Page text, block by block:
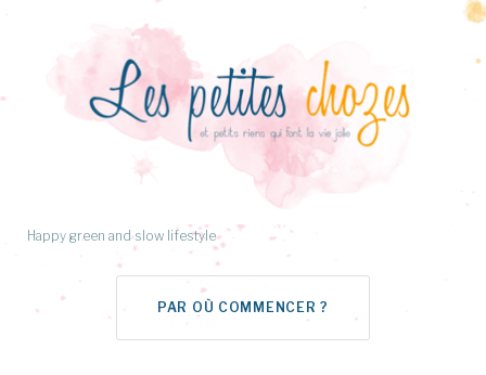
Happy green and slow lifestyle
PAR OÙ COMMENCER ?